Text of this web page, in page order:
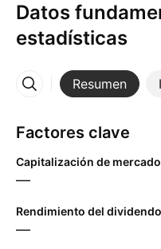
Datos
estadísticas
Resumen
Más
Factores clave
Capitalización de mercado
—
Rendimiento del
—